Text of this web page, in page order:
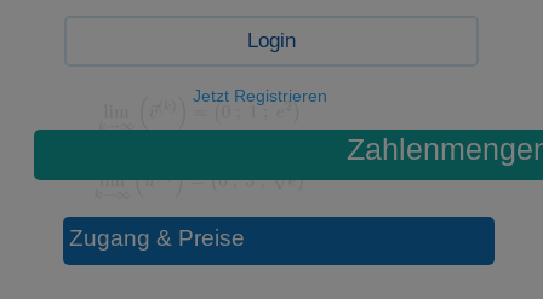
Login
Jetzt Registrieren
Zugang & Preise